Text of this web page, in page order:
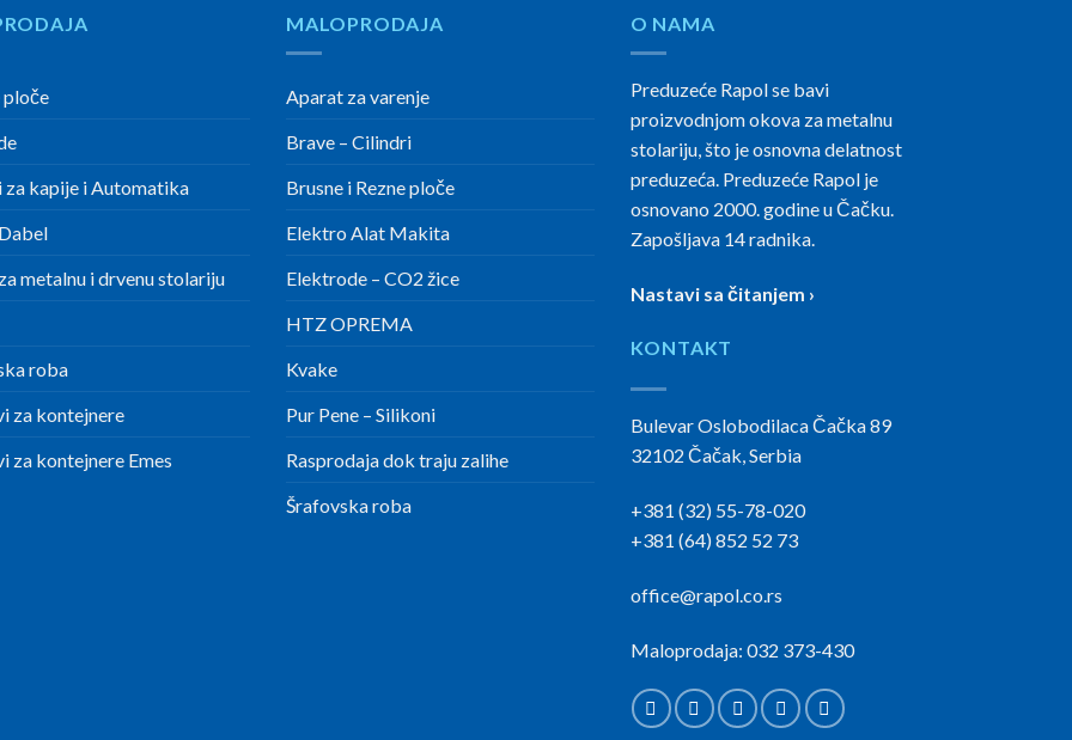
ploče
kapije i Automatika
metalnu i drvenu stolariju
roba
za kontejnere
za kontejnere Emes
MALOPRODAJA
Aparat za varenje
Brave – Cilindri
Brusne i Rezne ploče
Elektro Alat Makita
Elektrode – CO2 žice
HTZ OPREMA
Kvake
Pur Pene – Silikoni
Rasprodaja dok traju zalihe
Šrafovska roba
O NAMA
Preduzeće Rapol se bavi
proizvodnjom okova za metalnu
stolariju, što je osnovna delatnost
preduzeća. Preduzeće Rapol je
osnovano 2000. godine u Čačku.
Zapošljava 14 radnika.
Nastavi sa čitanjem ›
KONTAKT
Bulevar Oslobodilaca Čačka 89
32102 Čačak, Serbia
+381 (32) 55-78-020
+381 (64) 852 52 73
office@rapol.co.rs
Maloprodaja: 032 373-430